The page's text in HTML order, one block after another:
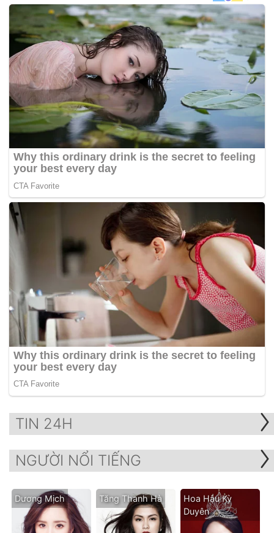
TIN 24H
NGƯỜI NỔI TIẾNG
Dương Mịch Tăng Thanh Hà
Hoa Hậu Kỳ
Duyên